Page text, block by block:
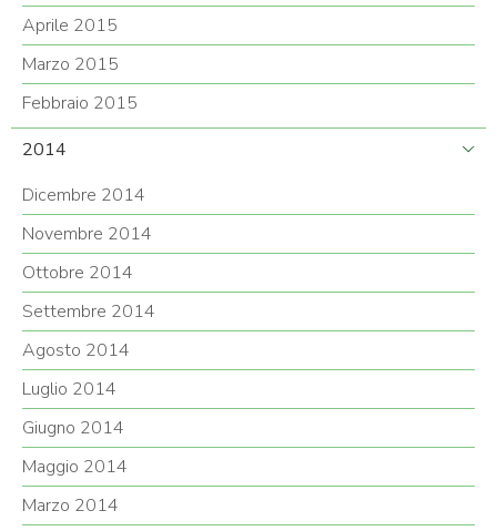
Aprile 2015
Marzo 2015
Febbraio 2015
2014
Dicembre 2014
Novembre 2014
Ottobre 2014
Settembre 2014
Agosto 2014
Luglio 2014
Giugno 2014
Maggio 2014
Marzo 2014